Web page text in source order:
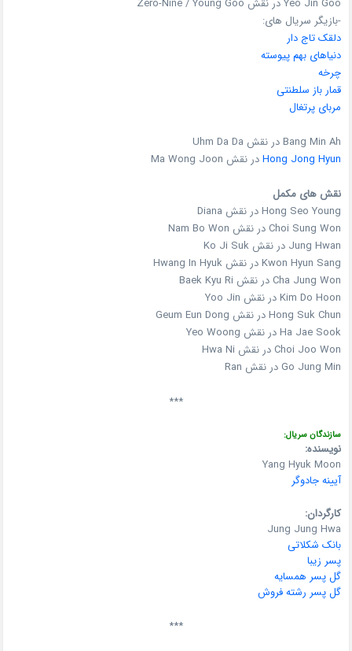
-بازیگر سریال های:
دلقک تاج دار
دنیاهای بهم پیوسته
چرخه
قمار باز سلطنتی
مربای پرتغال
Bang Min Ah در نقش Uhm Da Da
Hong Jong Hyunدر نقش Ma Wong Joon
نقش های مکمل
Hong Seo Young در نقش Diana
Choi Sung Won در نقش Nam Bo Won
Jung Hwan در نقش Ko Ji Suk
Kwon Hyun Sang در نقش Hwang In Hyuk
Cha Jung Won در نقش Baek Kyu Ri
Kim Do Hoon در نقش Yoo Jin
Hong Suk Chun در نقش Geum Eun Dong
Ha Jae Sook در نقش Yeo Woong
Choi Joo Won در نقش Hwa Ni
Go Jung Min در نقش Ran
***
سازندگان سریال:
نویسنده:
Yang Hyuk Moon
آیینه جادوگر
کارگردان:
Jung Jung Hwa
بانک شکلاتی
پسر زیبا
گل پسر همسایه
گل پسر رشته فروش
***